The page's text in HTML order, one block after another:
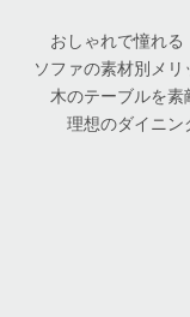
おしゃれで憧れ
ソファの素材別メ
木のテーブルを素
理想のダイニン